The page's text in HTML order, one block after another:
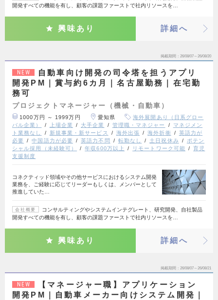
開発すべての機能を有し、顧客の課題ファーストで社内リソースを…
興味あり 詳細へ
掲載期間 26/08/07～26/08/20
NEW
自動車向け開発の司令塔を担うアプリ
開発PM｜賞与約6カ月｜名古屋勤務｜在宅勤
務可
プロジェクトマネージャー（機械・自動車）
1000万円 ～ 1999万円 愛知県
海外展開あり（日系グロー
バル企業）
上場企業 大手企業 管理職・マネジャー
マネジメン
ト業務なし
新規事業・新サービス 海外出張 海外折衝
英語力が
必要
中国語力が必要 英語力不問 転勤なし 土日祝休み
ポテン
シャル採用（未経験可）
年収600万以上 リモートワーク可能
育児
支援制度
コネクティッド領域やその他サービスにおけるシステム開発
業務を、ご経験に応じてリーダーもしくは、メンバーとして
推進していた…
会社概要
コンサルティングやシステムインテグレート、研究開発、自社製品
開発すべての機能を有し、顧客の課題ファーストで社内リソースを…
興味あり 詳細へ
掲載期間 26/08/07～26/08/21
NEW
【マネージャー職】アプリケーション
開発PM｜自動車メーカー向けシステム開発｜